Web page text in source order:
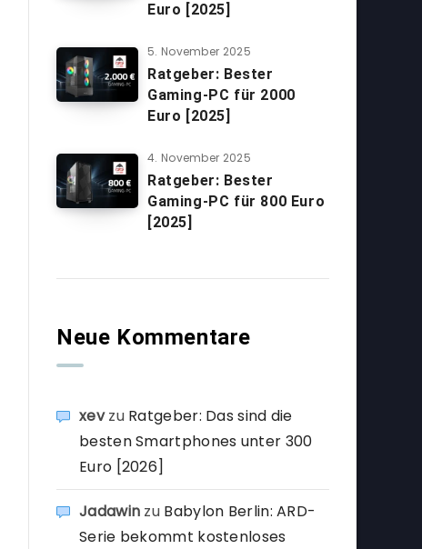
Euro [2025]
5. November 2025
Ratgeber: Bester
Gaming-PC für 2000
Euro [2025]
4. November 2025
Ratgeber: Bester
Gaming-PC für 800 Euro
[2025]
Neue Kommentare
xevzu Ratgeber: Das sind die
besten Smartphones unter 300
Euro [2026]
Jadawin zu Babylon Berlin: ARD-
Serie bekommt kostenloses